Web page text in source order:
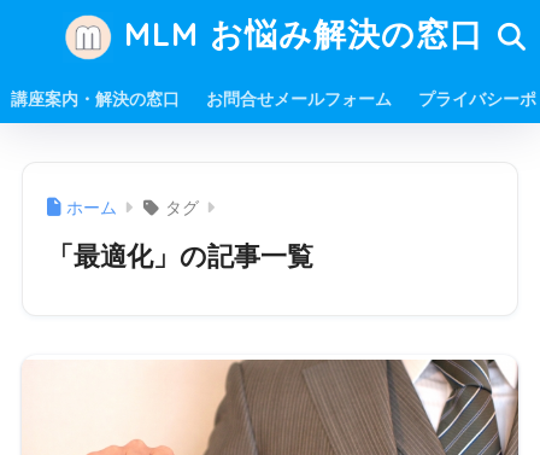
MLM お悩み解決の窓口
講座案内・解決の窓口 お問合せメールフォーム プライバシー
ホーム タグ
「最適化」の記事一覧
キーワードを選定する上での考え方 初心者はロングテー
ルSEOから始めるべき。 ロングテールとは、ライバルが
あまり存在しないスモールキーワードを数多く対策する